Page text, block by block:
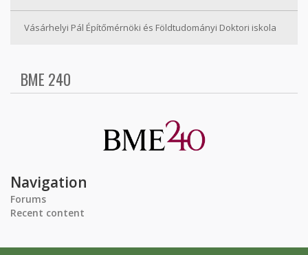
Vásárhelyi Pál Építőmérnöki és Földtudományi Doktori iskola
BME 240
Navigation
Forums
Recent content